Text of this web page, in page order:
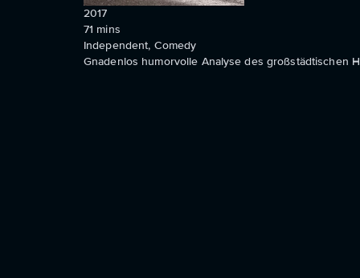
2017
71 mins
Independent, Comedy
Gnadenlos humorvolle Analyse des großstädtischen